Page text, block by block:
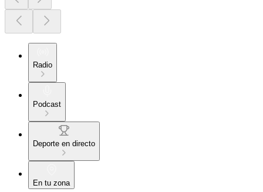
Radio
Podcast
Deporte en directo
En tu zona